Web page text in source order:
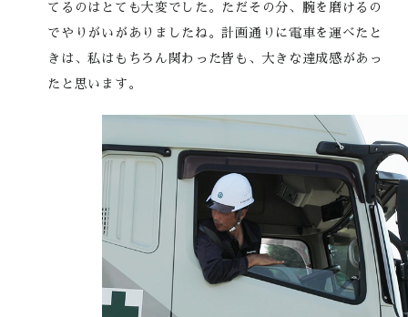
てるのはとても大変でした。ただその分、腕を磨けるの
でやりがいがありましたね。計画通りに電車を運べたと
きは、私はもちろん関わった皆も、大きな達成感があっ
たと思います。